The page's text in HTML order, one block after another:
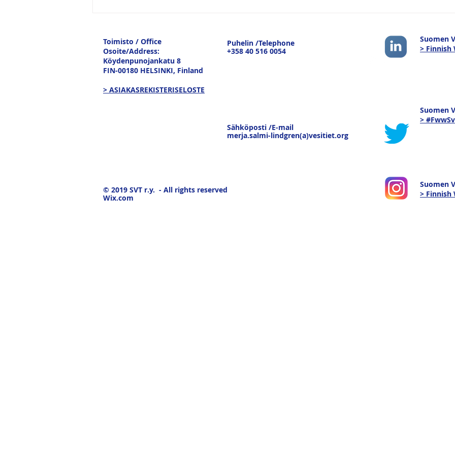
keskustelu Joensuussa
Toimisto / Office
Osoite/Address:
Köydenpunojankatu 8
FIN-00180 HELSINKI, Finland
> ASIAKASREKISTERISELOSTE
Puhelin /Telephone
+358 40 516 0054
Sähköposti /E-mail
merja.salmi-lindgren(a)vesitiet.org
© 2019 SVT r.y. - All rights reserved
Wix.com
Suomen
> Finnish
Suomen
>
Suomen
> Finnish